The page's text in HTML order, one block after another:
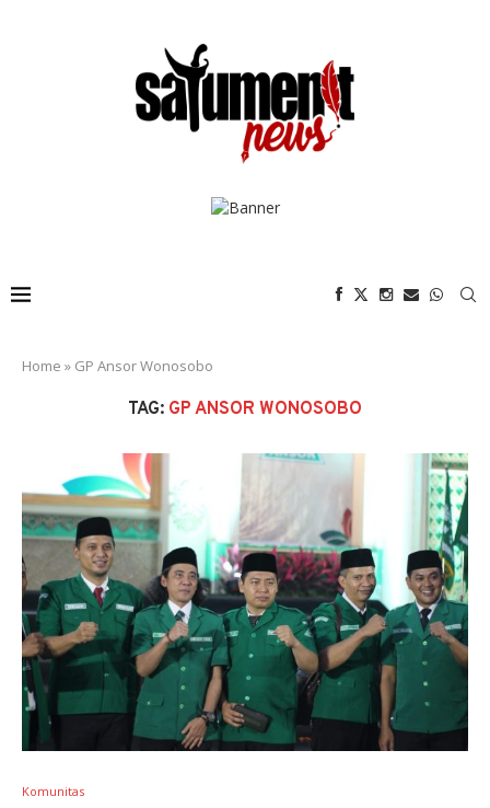
Home » GP Ansor Wonosobo
TAG: GP ANSOR WONOSOBO
Komunitas